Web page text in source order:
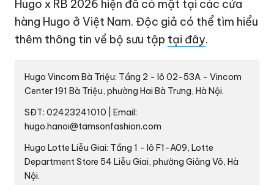
Hugo x RB 2026 hiện đã có mặt tại các cửa
hàng Hugo ở Việt Nam. Độc giả có thể tìm hiểu
thêm thông tin về bộ sưu tập tại đây.
Hugo Vincom Bà Triệu: Tầng 2 - lô 02-53A - Vincom
Center 191 Bà Triệu, phường Hai Bà Trưng, Hà Nội.
SĐT: 02423241010 | Email:
hugo.hanoi@tamsonfashion.com
Hugo Lotte Liễu Giai: Tầng 1 - lô F1-A09, Lotte
Department Store 54 Liễu Giai, phường Giảng Võ, Hà
Nội.